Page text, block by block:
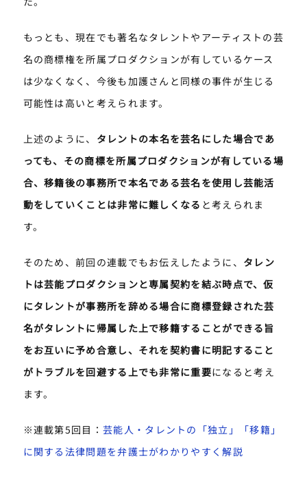
もっとも、現在でも著名なタレントやアーティストの芸
名の商標権を所属プロダクションが有しているケース
は少なくなく、今後も加護さんと同様の事件が生じる
可能性は高いと考えられます。
上述のように、 タレントの本名を芸名にした場合であ
っても、その商標を所属プロダクションが有している場
合、移籍後の事務所で本名である芸名を使用し芸能活
動をしていくことは非常に難しくなる と考えられま
す。
そのため、前回の連載でもお伝えしたように、 タレン
トは芸能プロダクションと専属契約を結ぶ時点で、仮
にタレントが事務所を辞める場合に商標登録された芸
名がタレントに帰属した上で移籍することができる旨
をお互いに予め合意し、それを契約書に明記すること
がトラブルを回避する上でも非常に重要になると考え
ます。
※連載第5回目： 芸能人・タレントの「独立」「移籍」
に関する法律問題を弁護士がわかりやすく解説